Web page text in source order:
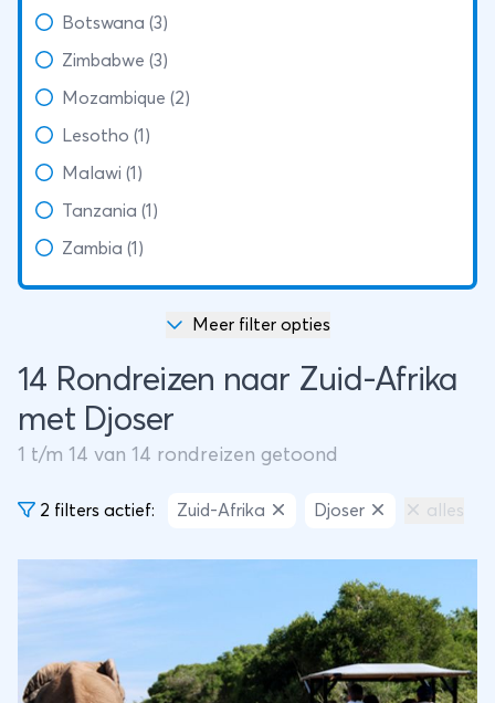
Botswana (3)
Zimbabwe (3)
Mozambique (2)
Lesotho (1)
Malawi (1)
Tanzania (1)
Zambia (1)
Meer filter opties
14 Rondreizen naar Zuid-Afrika
met Djoser
1 t/m 14 van 14 rondreizen getoond
2 filters actief: Zuid-Afrika Djoser alles